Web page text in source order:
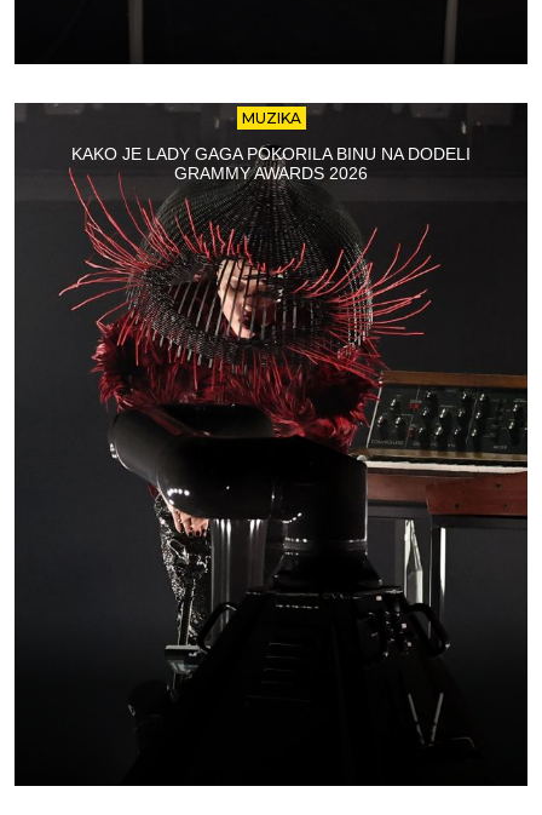
MUZIKA
KAKO JE LADY GAGA POKORILA BINU NA DODELI
GRAMMY AWARDS 2026